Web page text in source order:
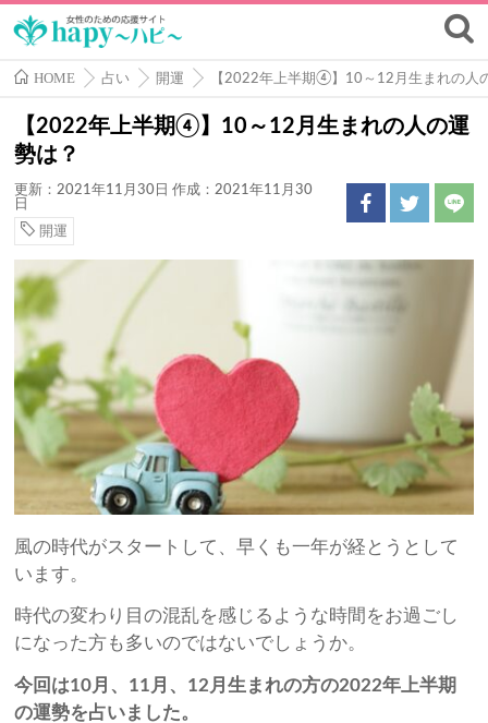
HOME 占い 開運 【2022年上半期④】10～12月生まれの人
【2022年上半期④】10～12月生まれの人の運
勢は？
更新：2021年11月30日 作成：2021年11月30
日
開運
風の時代がスタートして、早くも一年が経とうとして
います。
時代の変わり目の混乱を感じるような時間をお過ごし
になった方も多いのではないでしょうか。
今回は10月、11月、12月生まれの方の2022年上半期
の運勢を占いました。